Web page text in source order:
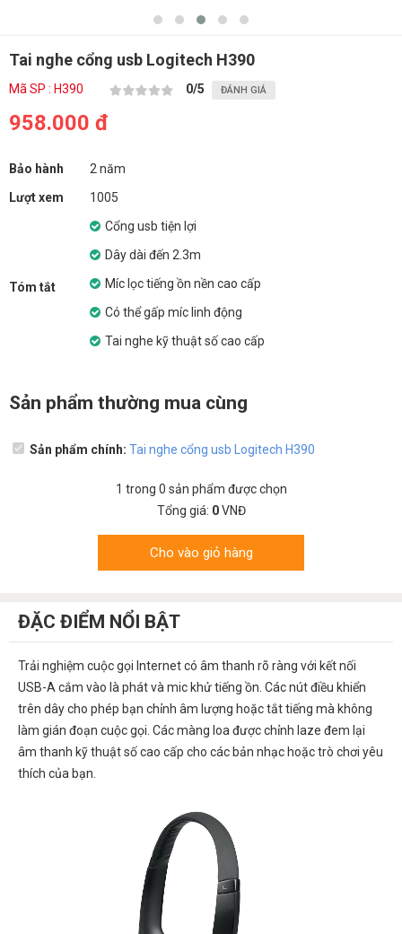
Tai nghe cổng usb Logitech H390
Mã SP : H390 0/5 ĐÁNH GIÁ
958.000 đ
Bảo hành
2 năm
Lượt xem
1005
Tóm tắt
Cổng usb tiện lợi
Dây dài đến 2.3m
Míc lọc tiếng ồn nền cao cấp
Có thể gấp míc linh động
Tai nghe kỹ thuật số cao cấp
Sản phẩm thường mua cùng
Sản phẩm chính: Tai nghe cổng usb Logitech H390
1 trong 0 sản phẩm được chọn
Tổng giá: 0VNĐ
Cho vào giỏ hàng
ĐẶC ĐIỂM NỔI BẬT
Trải nghiệm cuộc gọi Internet có âm thanh rõ ràng với kết nối
USB-A cắm vào là phát và mic khử tiếng ồn. Các nút điều khiển
trên dây cho phép bạn chỉnh âm lượng hoặc tắt tiếng mà không
làm gián đoạn cuộc gọi. Các màng loa được chỉnh laze đem lại
âm thanh kỹ thuật số cao cấp cho các bản nhạc hoặc trò chơi yêu
thích của bạn.